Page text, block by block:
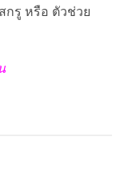
รู หรือ ตัวช่วย